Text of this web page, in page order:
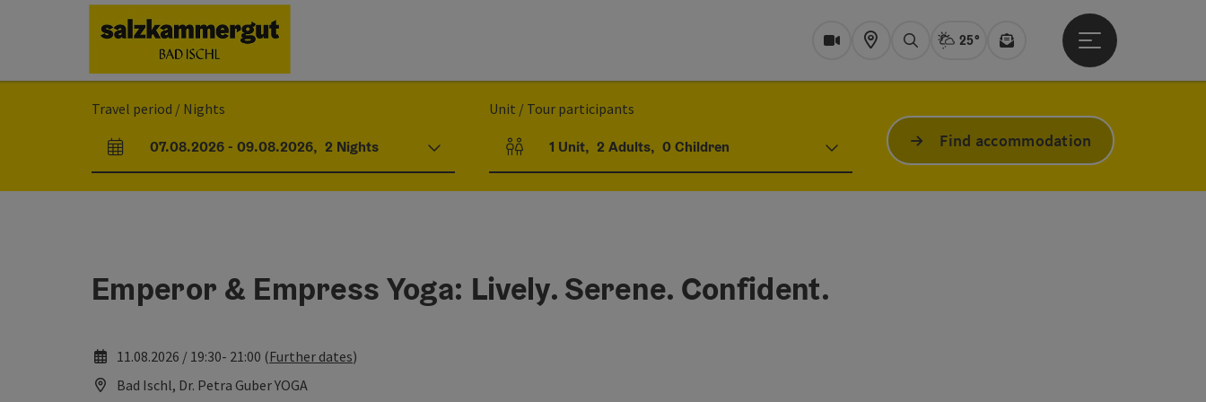
Webcams
KartesearchActual Weather Bad Ischl,
25°
Newsletter
Open main menu
Travel period / Nights
arrival and departure fields
07.08.2026- 09.08.2026, 2 Nights
Unit / Tour participants
Number of units and person fields
1 Unit, 2 Adults, 0Children Find accommodation
Emperor & Empress Yoga: Lively. Serene. Confident.
11.08.2026 / 19:30- 21:00 (Further dates)
Bad Ischl, Dr. Petra Guber YOGA